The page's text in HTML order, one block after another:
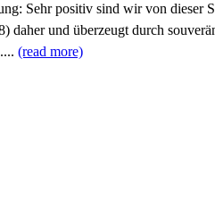
Sehr positiv sind wir von dieser
daher und überzeugt durch
(read more)